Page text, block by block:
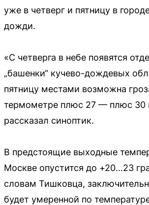
уже в четверг и пятницу в
дожди.
«С четверга в небе появятся
„башенки“ кучево-дождевых
пятницу местами возможна
термометре плюс 27 — плюс 30
рассказал синоптик.
В предстоящие выходные
Москве опустится до +20…23
словам Тишковца,
будет умеренной по